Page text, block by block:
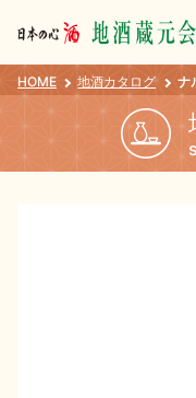
会員登録
HOME 地酒カタログ